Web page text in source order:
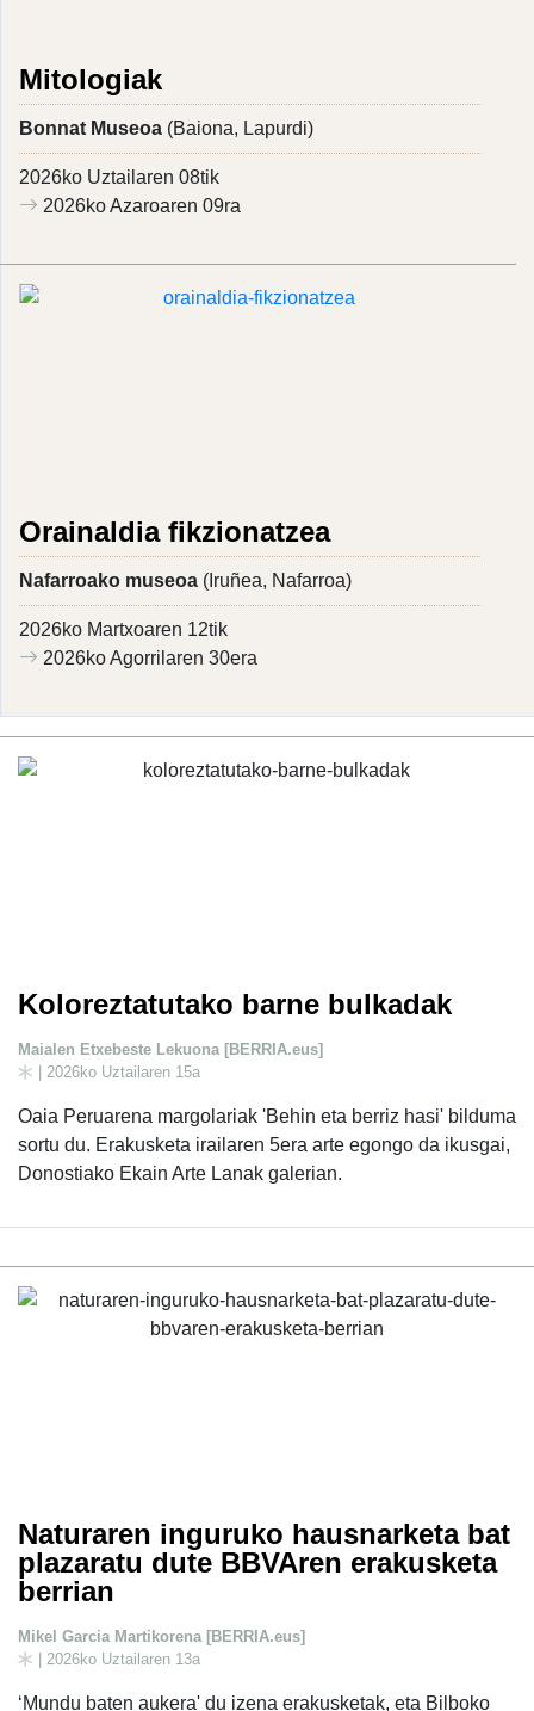
Mitologiak
Bonnat Museoa (Baiona, Lapurdi)
2026ko Uztailaren 08tik
2026ko Azaroaren 09ra
Orainaldia fikzionatzea
Nafarroako museoa (Iruñea, Nafarroa)
2026ko Martxoaren 12tik
2026ko Agorrilaren 30era
Koloreztatutako barne bulkadak
Maialen Etxebeste Lekuona [BERRIA.eus]
| 2026ko Uztailaren 15a
Oaia Peruarena margolariak 'Behin eta berriz hasi' bilduma
sortu du. Erakusketa irailaren 5era arte egongo da ikusgai,
Donostiako Ekain Arte Lanak galerian.
Naturaren inguruko hausnarketa bat
plazaratu dute BBVAren erakusketa
berrian
Mikel Garcia Martikorena [BERRIA.eus]
| 2026ko Uztailaren 13a
‘Mundu baten aukera' du izena erakusketak, eta Bilboko